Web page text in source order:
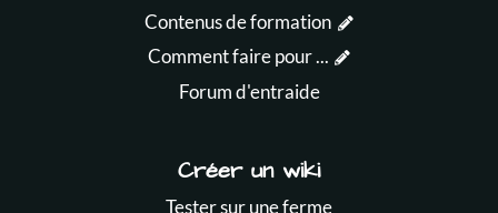
Contenus de formation
Comment faire pour ...
Forum d'entraide
Créer un wiki
Tester sur une ferme